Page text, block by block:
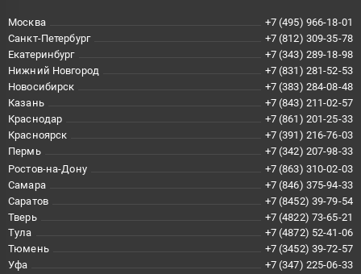
Москва
+7 (495) 966-18-01
Санкт-Петербург
+7 (812) 309-35-78
Екатеринбург
+7 (343) 289-18-98
Нижний Новгород
+7 (831) 281-52-53
Новосибирск
+7 (383) 284-08-48
Казань
+7 (843) 211-02-57
Краснодар
+7 (861) 201-25-33
Красноярск
+7 (391) 216-76-03
Пермь
+7 (342) 207-98-33
Ростов-на-Дону
+7 (863) 310-02-03
Самара
+7 (846) 375-94-33
Саратов
+7 (8452) 39-79-54
Тверь
+7 (4822) 73-65-21
Тула
+7 (4872) 52-41-06
Тюмень
+7 (3452) 39-72-57
Уфа
+7 (347) 225-06-33